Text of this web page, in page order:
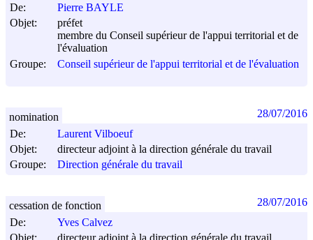
De:
Pierre BAYLE
Objet:
préfet
membre du Conseil supérieur de l'appui territorial et de
l'évaluation
Groupe:
Conseil supérieur de l'appui territorial et de l'évaluation
De:
Laurent Vilboeuf
Objet:
directeur adjoint à la direction générale du travail
Groupe:
Direction générale du travail
nomination 28/07/2016
De:
Yves Calvez
Objet:
cessation de fonction 28/07/2016